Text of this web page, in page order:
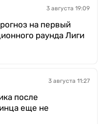
3 августа 19:09
на первый
раунда Лиги
3 августа 11:27
после
еще не